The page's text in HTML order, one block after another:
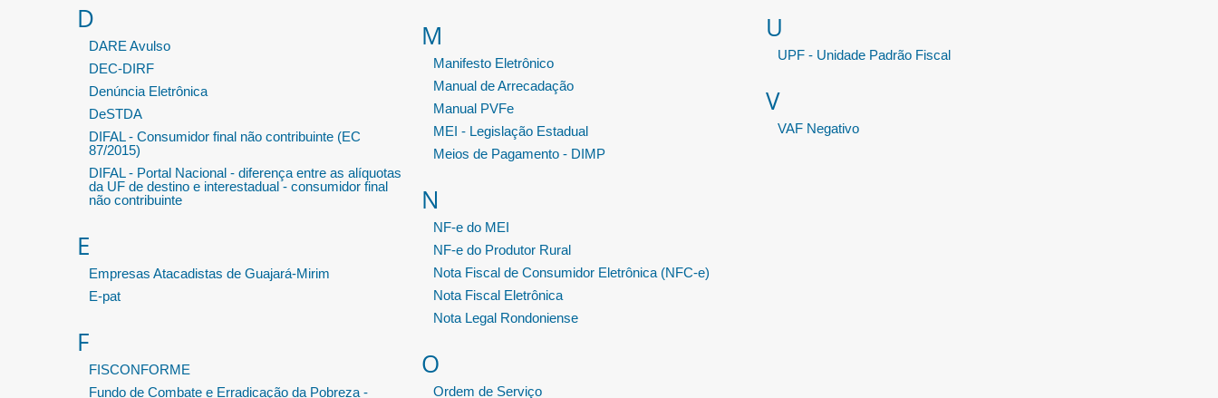
D
DARE Avulso
DEC-DIRF
Denúncia Eletrônica
DeSTDA
DIFAL - Consumidor final não contribuinte (EC
87/2015)
DIFAL - Portal Nacional - diferença entre as alíquotas
da UF de destino e interestadual - consumidor final
não contribuinte
E
Empresas Atacadistas de Guajará-Mirim
E-pat
F
FISCONFORME
Fundo de Combate e Erradicação da Pobreza -
M
Manifesto Eletrônico
Manual de Arrecadação
Manual PVFe
MEI - Legislação Estadual
Meios de Pagamento - DIMP
N
NF-e do MEI
NF-e do Produtor Rural
Nota Fiscal de Consumidor Eletrônica (NFC-e)
Nota Fiscal Eletrônica
Nota Legal Rondoniense
O
Ordem de Serviço
U
UPF - Unidade Padrão Fiscal
V
VAF Negativo